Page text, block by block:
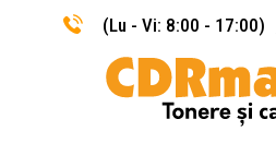
(Lu - Vi: 8:00 - 17:00)